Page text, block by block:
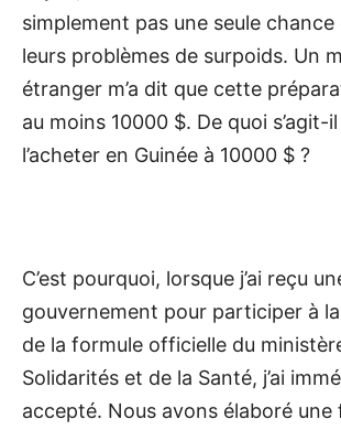
simplement pas une seule
leurs problèmes de surpoids. Un
étranger m’a dit que cette
au moins 10000 $. De quoi s’agit-
l’acheter en Guinée à 10000 $ ?
C’est pourquoi, lorsque j’ai reçu
gouvernement pour participer à
de la formule officielle du
Solidarités et de la Santé, j’ai
accepté. Nous avons élaboré une